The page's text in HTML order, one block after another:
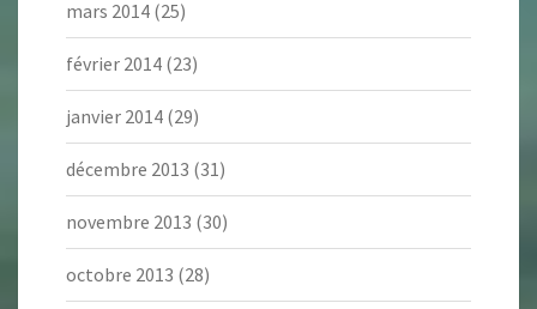
mars 2014 (25)
février 2014 (23)
janvier 2014 (29)
décembre 2013 (31)
novembre 2013 (30)
octobre 2013 (28)